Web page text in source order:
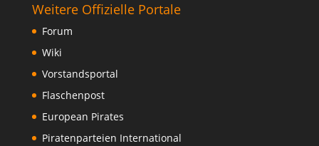
Weitere Offizielle Portale
Forum
Wiki
Vorstandsportal
Flaschenpost
European Pirates
Piratenparteien International